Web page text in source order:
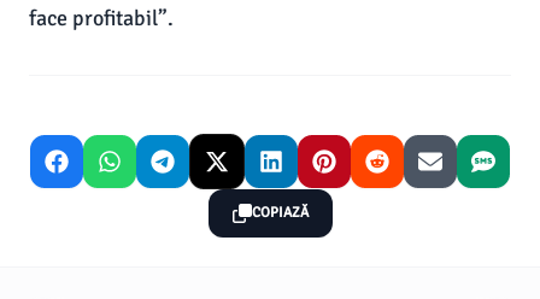
face profitabil”.
COPIAZĂ